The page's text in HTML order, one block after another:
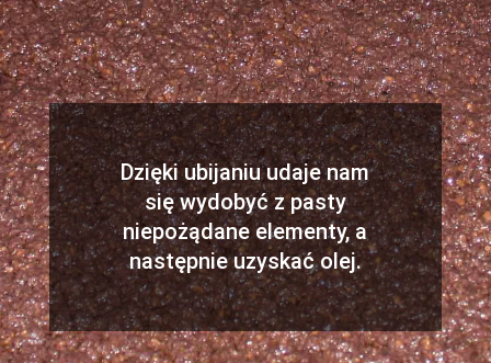
Dzięki ubijaniu udaje nam
się wydobyć z pasty
niepożądane elementy, a
następnie uzyskać olej.